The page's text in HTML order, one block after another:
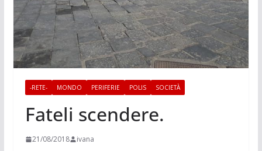
-RETE- MONDO PERIFERIE POLIS SOCIETÀ
Fateli scendere.
21/08/2018 ivana